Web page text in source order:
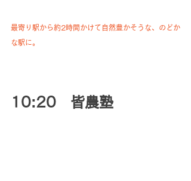
最寄り駅から約2時間かけて自然豊かそうな、のどか
な駅に。
10:20　皆農塾